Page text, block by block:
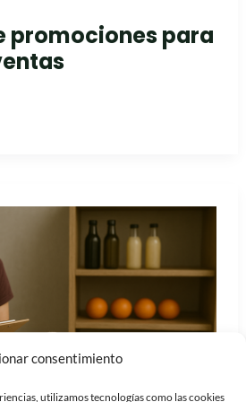
consentimiento
utilizamos tecnologías como las cookies
promociones para